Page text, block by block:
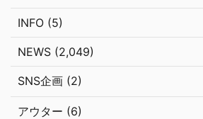
INFO (5)
NEWS (2,049)
SNS企画 (2)
アウター (6)